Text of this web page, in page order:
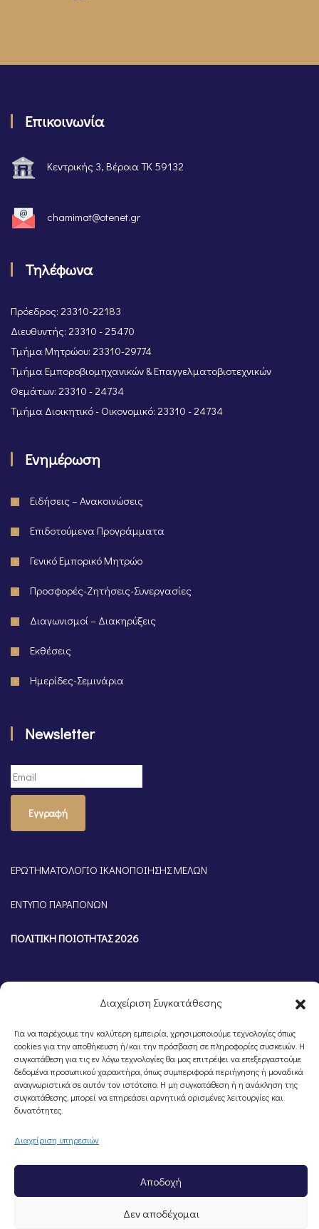
Διαχείριση Συγκατάθεσης
Για να παρέχουμε την καλύτερη εμπειρία, χρησιμοποιούμε τεχνολογίες όπως
cookies για την αποθήκευση ή/και την πρόσβαση σε πληροφορίες συσκευών. Η
συγκατάθεση για τις εν λόγω τεχνολογίες θα μας επιτρέψει να επεξεργαστούμε
δεδομένα προσωπικού χαρακτήρα, όπως συμπεριφορά περιήγησης ή μοναδικά
αναγνωριστικά σε αυτόν τον ιστότοπο. Η μη συγκατάθεση ή η ανάκληση της
συγκατάθεσης, μπορεί να επηρεάσει αρνητικά ορισμένες λειτουργίες και
δυνατότητες.
Διαχείριση υπηρεσιών
Αποδοχή
Δεν αποδέχομαι
Επικοινωνία
Κεντρικής 3, Βέροια ΤΚ 59132
chamimat@otenet.gr
Τηλέφωνα
Πρόεδρος: 23310-22183
Διευθυντής: 23310 - 25470
Τμήμα Μητρώου: 23310-29774
Τμήμα Εμποροβιομηχανικών & Επαγγελματοβιοτεχνικών
Θεμάτων: 23310 - 24734
Τμήμα Διοικητικό - Οικονομικό: 23310 - 24734
Ενημέρωση
Ειδήσεις – Ανακοινώσεις
Επιδοτούμενα Προγράμματα
Γενικό Εμπορικό Μητρώο
Προσφορές-Ζητήσεις-Συνεργασίες
Διαγωνισμοί – Διακηρύξεις
Εκθέσεις
Ημερίδες-Σεμινάρια
Newsletter
Εγγραφή
ΕΡΩΤΗΜΑΤΟΛΟΓΙΟ ΙΚΑΝΟΠΟΙΗΣΗΣ ΜΕΛΩΝ
ΕΝΤΥΠΟ ΠΑΡΑΠΟΝΩΝ
ΠΟΛΙΤΙΚΗ ΠΟΙΟΤΗΤΑΣ 2026
©Portal Επιμελητηρίου Ημαθίας, Powered byKnowledge A.E.